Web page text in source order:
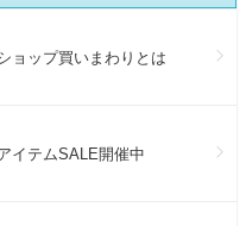
ョップ買いまわりとは
イテムSALE開催中